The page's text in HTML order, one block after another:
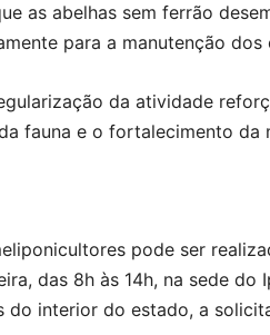
as abelhas sem ferrão
para a manutenção
da atividade
fauna e o fortalecimento da
pode ser
das 8h às 14h, na sede
do interior do estado, a